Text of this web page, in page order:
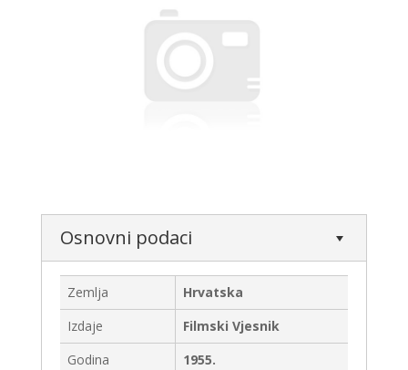
Osnovni podaci
Zemlja
Hrvatska
Izdaje
Filmski Vjesnik
Godina
1955.